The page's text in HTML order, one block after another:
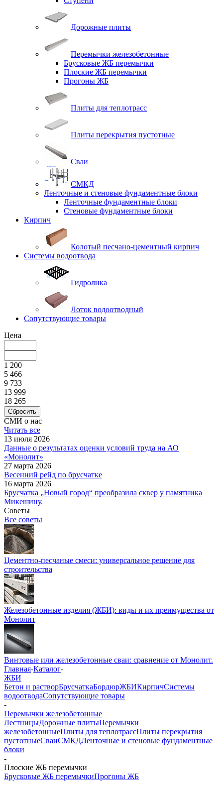
Дорожные плиты
Перемычки железобетонные
Брусковые ЖБ перемычки
Плоские ЖБ перемычки
Прогоны ЖБ
Плиты для теплотрасс
Плиты перекрытия пустотные
Сваи
СМКД
Ленточные и стеновые фундаментные блоки
Ленточные фундаментные блоки
Стеновые фундаментные блоки
Кирпич
Колотый песчано-цементный кирпич
Системы водоотвода
Гидролика
Лоток водоотводный
Сопутствующие товары
Цена
1 200
5 466
9 733
13 999
18 265
Сбросить
СМИ о нас
Читать все
13 июля 2026
Данные о результатах оценки условий труда на АО
«Монолит»
27 марта 2026
Весенний рейд по брусчатке
16 марта 2026
Брусчатка „Новый город“ преобразила сквер у памятника
Микешину.
Советы
Все советы
Цементно-песчаные смеси: универсальное решение для
строительства
Железобетонные изделия (ЖБИ): виды и их преимущества от
Монолит
Винтовые или железобетонные сваи: сравнение от Монолит.
Главная-Каталог-
ЖБИ
Бетон и растворБрусчаткаБордюрЖБИКирпичСистемы
водоотводаСопутствующие товары
-
Перемычки железобетонные
ЛестницыДорожные плитыПеремычки
железобетонныеПлиты для теплотрассПлиты перекрытия
пустотныеСваиСМКДЛенточные и стеновые фундаментные
блоки
-
Плоские ЖБ перемычки
Брусковые ЖБ перемычкиПрогоны ЖБ